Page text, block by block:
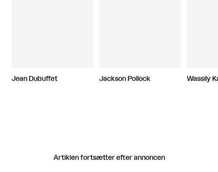
Jean Dubuffet Jackson Pollock Wassily
Artiklen fortsætter efter annoncen